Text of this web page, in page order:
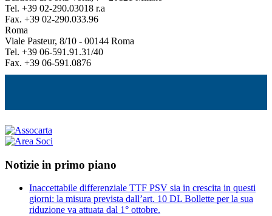
Tel. +39 02-290.03018 r.a
Fax. +39 02-290.033.96
Roma
Viale Pasteur, 8/10 - 00144 Roma
Tel. +39 06-591.91.31/40
Fax. +39 06-591.0876
Notizie in primo piano
Inaccettabile differenziale TTF PSV sia in crescita in questi
giorni: la misura prevista dall’art. 10 DL Bollette per la sua
riduzione va attuata dal 1° ottobre.